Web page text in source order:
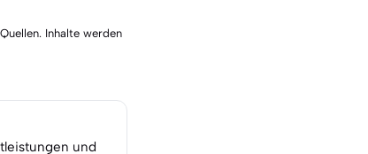
Inhalte werden
und